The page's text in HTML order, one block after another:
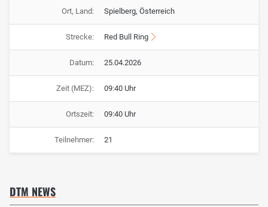
Ort, Land: Spielberg, Österreich
Strecke: Red Bull Ring
Datum: 25.04.2026
Zeit (MEZ): 09:40 Uhr
Ortszeit: 09:40 Uhr
Teilnehmer: 21
DTM NEWS